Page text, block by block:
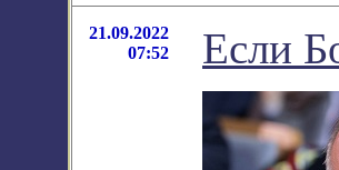
21.09.2022
07:52
Если